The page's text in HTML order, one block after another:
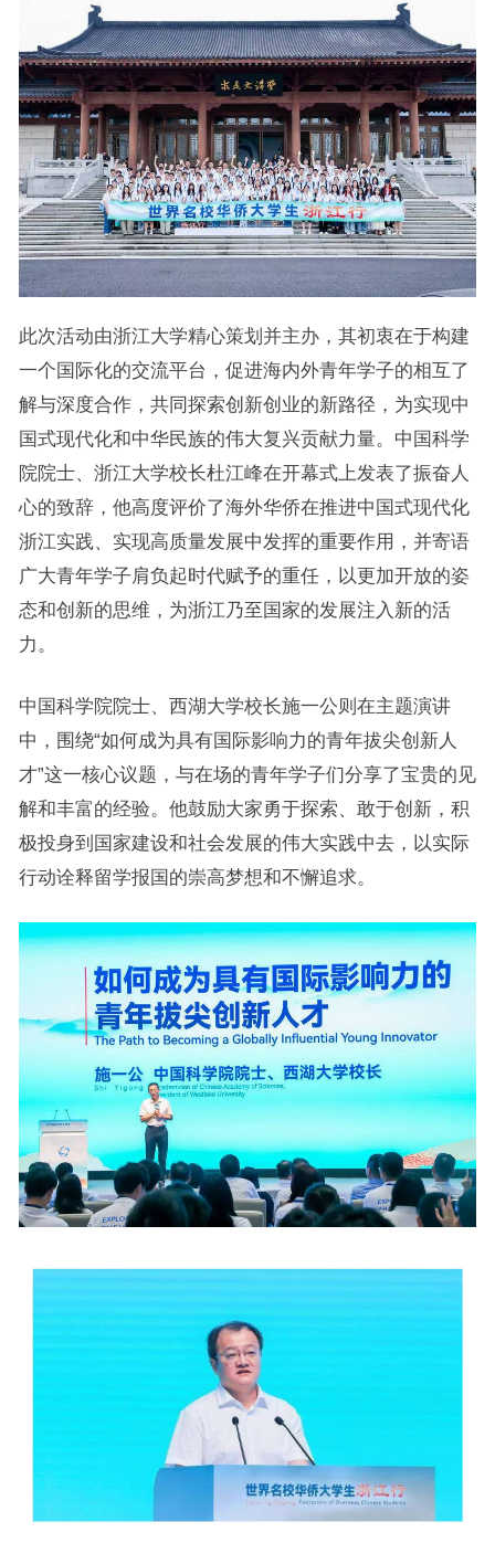
此次活动由浙江大学精心策划并主办，其初衷在于构建
一个国际化的交流平台，促进海内外青年学子的相互了
解与深度合作，共同探索创新创业的新路径，为实现中
国式现代化和中华民族的伟大复兴贡献力量。中国科学
院院士、浙江大学校长杜江峰在开幕式上发表了振奋人
心的致辞，他高度评价了海外华侨在推进中国式现代化
浙江实践、实现高质量发展中发挥的重要作用，并寄语
广大青年学子肩负起时代赋予的重任，以更加开放的姿
态和创新的思维，为浙江乃至国家的发展注入新的活
力。
中国科学院院士、西湖大学校长施一公则在主题演讲
中，围绕“如何成为具有国际影响力的青年拔尖创新人
才”这一核心议题，与在场的青年学子们分享了宝贵的见
解和丰富的经验。他鼓励大家勇于探索、敢于创新，积
极投身到国家建设和社会发展的伟大实践中去，以实际
行动诠释留学报国的崇高梦想和不懈追求。